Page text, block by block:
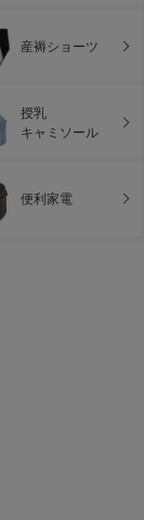
産褥ショーツ
授乳
キャミソール
便利家電